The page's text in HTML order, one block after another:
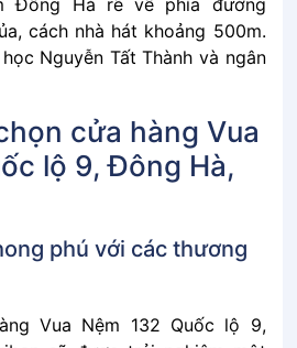
cách nhà hát khoảng 500m.
Nguyễn Tất Thành và ngân
cửa hàng Vua
lộ 9, Đông Hà,
phú với các thương
Vua Nệm 132 Quốc lộ 9,